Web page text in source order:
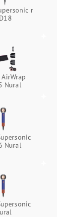
r
Nural
Nural